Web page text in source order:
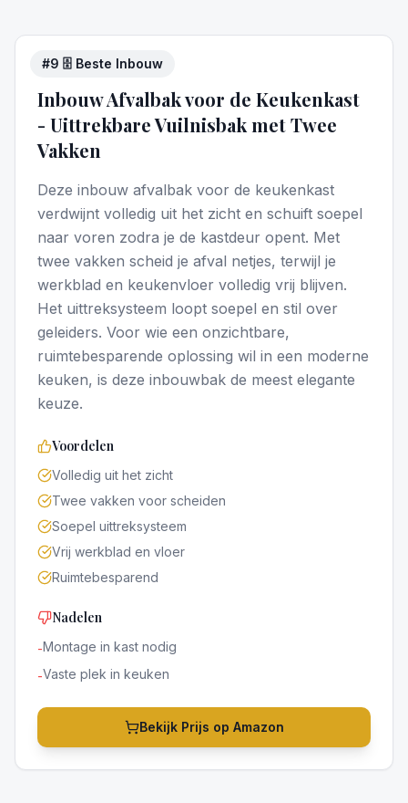
#9 🗄️ Beste Inbouw
4/5
Inbouw Afvalbak voor de Keukenkast
- Uittrekbare Vuilnisbak met Twee
Vakken
Deze inbouw afvalbak voor de keukenkast
verdwijnt volledig uit het zicht en schuift soepel
naar voren zodra je de kastdeur opent. Met
twee vakken scheid je afval netjes, terwijl je
werkblad en keukenvloer volledig vrij blijven.
Het uittreksysteem loopt soepel en stil over
geleiders. Voor wie een onzichtbare,
ruimtebesparende oplossing wil in een moderne
keuken, is deze inbouwbak de meest elegante
keuze.
Voordelen
Volledig uit het zicht
Twee vakken voor scheiden
Soepel uittreksysteem
Vrij werkblad en vloer
Ruimtebesparend
Nadelen
-Montage in kast nodig
-Vaste plek in keuken
Bekijk Prijs op Amazon